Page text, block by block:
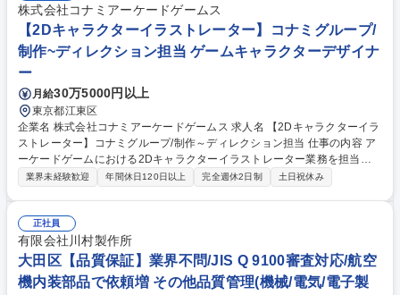
※1日あたりのスタッフ数は14名ほどです。 ※1つのホテルにつき、現場
責任者は1名が基本。大きいホテルの場合は、副責任者と2名で管理するこ
ともあります。 募集職種 【品川】ホテル客室清掃の現場責任者/大和ハウ
スグループ/転勤無/WEB面接可
株式会社コナミアーケードゲームス
【2Dキャラクターイラストレーター】コナミグループ/
制作~ディレクション担当 ゲームキャラクターデザイナ
ー
月給30万5000円以上
東京都江東区
企業名 株式会社コナミアーケードゲームス 求人名 【2Dキャラクターイラ
ストレーター】コナミグループ/制作～ディレクション担当 仕事の内容 ア
ーケードゲームにおける2Dキャラクターイラストレーター業務を担当い
ただきます。制作実務に加え、ビジュアル方針策定や外注管理などのディ
ていただきます。【業務内容】■版権作品のキャラクターイラスト似合わ
せ■アートディレクション■デジタルでのイラスト制作業務（Photoshop/C
LIP STUDIO PAINT）■外注イラストのクオリティコントロール【特徴】リ
リース前は1タイトルを専任で担当・その後は他タイトルの制作およびデ
ィレクション支援も携わることが可能です。 募集職種 【2Dキャラクター
業界未経験歓迎 年間休日120日以上 完全週休2日制 土日祝休み
正社員
有限会社川村製作所
大田区【品質保証】業界不問/JIS Q 9100審査対応/航空
機内装部品で依頼増 その他品質管理(機械/電気/電子製